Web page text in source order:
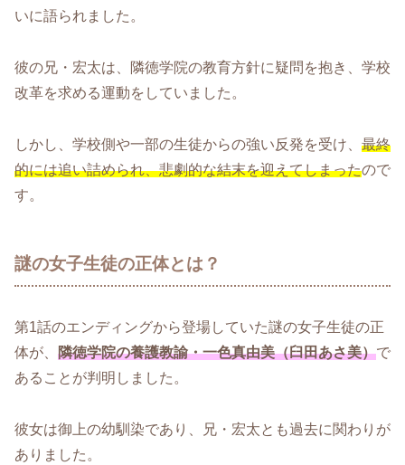
いに語られました。
彼の兄・宏太は、隣徳学院の教育方針に疑問を抱き、学校
改革を求める運動をしていました。
しかし、学校側や一部の生徒からの強い反発を受け、 最終
的には追い詰められ、悲劇的な結末を迎えてしまったので
す。
謎の女子生徒の正体とは？
第1話のエンディングから登場していた謎の女子生徒の正
体が、 隣徳学院の養護教諭・一色真由美（臼田あさ美）で
あることが判明しました。
彼女は御上の幼馴染であり、兄・宏太とも過去に関わりが
ありました。